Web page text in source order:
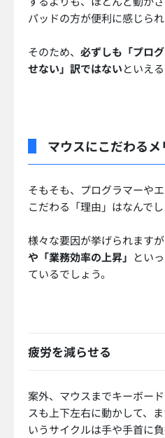
パッドの方が便利に感じられ
そのため、 必ずしも「プロ
せない」訳ではないといえ
マウスにこだわるメ
そもそも、プログラマーや
こだわる「理由」はなんでし
様々な要因が挙げられます
や「業務効率の上昇」 とい
ているでしょう。
疲労を減らせる
案外、マウスまでキーボー
スも上下左右に動かして、
いうサイクルは手や手首に負